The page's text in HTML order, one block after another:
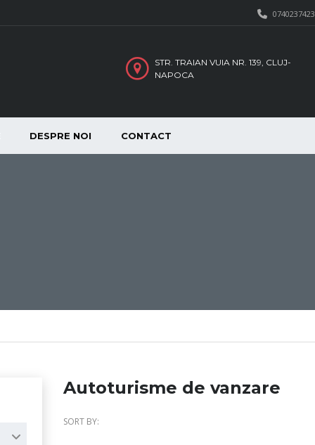
0740237423
STR. TRAIAN VUIA NR. 139, CLUJ-
NAPOCA
DESPRE NOI CONTACT
Autoturisme de vanzare
SORT BY: